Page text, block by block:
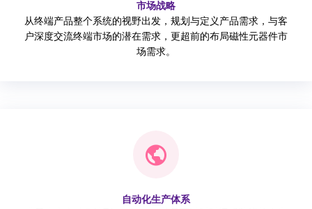
市场战略
从终端产品整个系统的视野出发，规划与定义产品需求，与客
户深度交流终端市场的潜在需求，更超前的布局磁性元器件市
场需求。
自动化生产体系